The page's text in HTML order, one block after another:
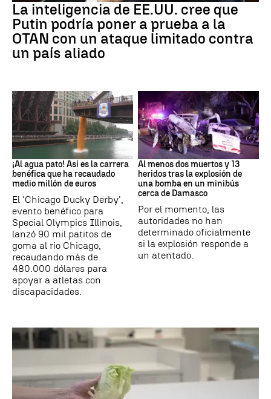
La inteligencia de EE.UU. cree que
Putin podría poner a prueba a la
OTAN con un ataque limitado contra
un país aliado
EEUU
¡Al agua pato! Así es la carrera
benéfica que ha recaudado
medio millón de euros
El 'Chicago Ducky Derby',
evento benéfico para
Special Olympics Illinois,
lanzó 90 mil patitos de
goma al río Chicago,
recaudando más de
480.000 dólares para
apoyar a atletas con
discapacidades.
SIRIA
Al menos dos muertos y 13
heridos tras la explosión de
una bomba en un minibús
cerca de Damasco
Por el momento, las
autoridades no han
determinado oficialmente
si la explosión responde a
un atentado.